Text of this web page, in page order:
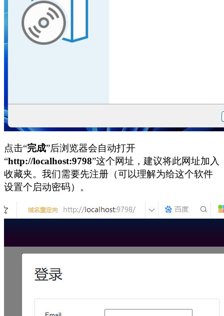
点击“完成”后浏览器会自动打开
“http://localhost:9798”这个网址，建议将此网址加入
收藏夹。我们需要先注册（可以理解为给这个软件
设置个启动密码）。